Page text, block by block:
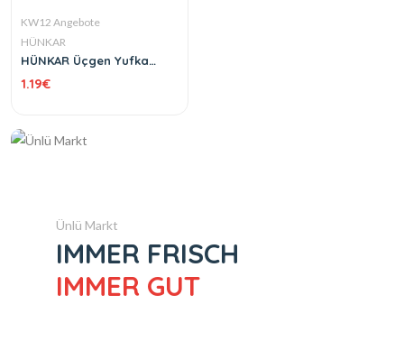
KW12 Angebote
HÜNKAR
HÜNKAR Üçgen Yufka
1.19€
Ünlü Markt
IMMER FRISCH
IMMER GUT